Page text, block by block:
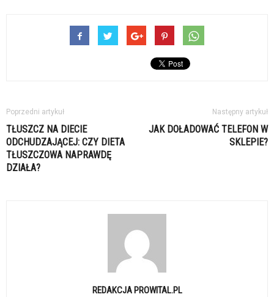
Poprzedni artykuł
TŁUSZCZ NA DIECIE
ODCHUDZAJĄCEJ: CZY DIETA
TŁUSZCZOWA NAPRAWDĘ
DZIAŁA?
Następny artykuł
JAK DOŁADOWAĆ TELEFON W
SKLEPIE?
REDAKCJA PROWITAL.PL